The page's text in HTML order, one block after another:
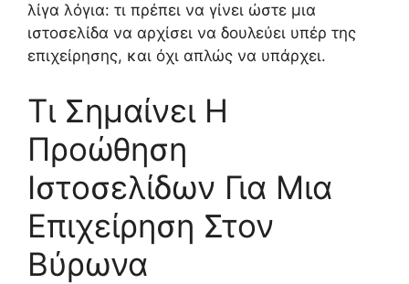
λίγα λόγια: τι πρέπει να γίνει ώστε μια
ιστοσελίδα να αρχίσει να δουλεύει υπέρ της
επιχείρησης, και όχι απλώς να υπάρχει.
Τι Σημαίνει Η
Προώθηση
Ιστοσελίδων Για Μια
Επιχείρηση Στον
Βύρωνα